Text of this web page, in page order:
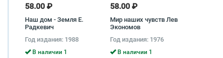
58.00 ₽
Наш дом - Земля Е.
Радкевич
Год издания: 1988
В наличии 1
58.00 ₽
Мир наших чувств Лев
Экономов
Год издания: 1976
В наличии 1